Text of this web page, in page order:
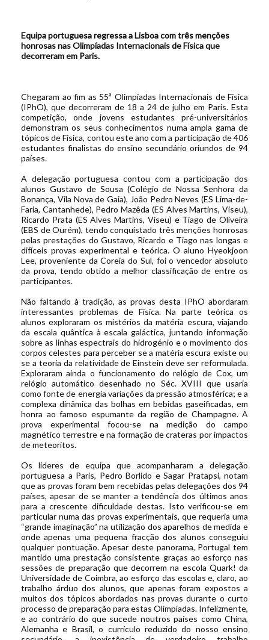
Equipa portuguesa regressa a Lisboa com três menções
honrosas nas Olimpíadas Internacionais de Física que
decorreram em Paris.
Chegaram ao fim as 55ª Olimpíadas Internacionais de Física
(IPhO), que decorreram de 18 a 24 de julho em Paris. Esta
competição, onde jovens estudantes pré-universitários
demonstram os seus conhecimentos numa ampla gama de
tópicos de Física, contou este ano com a participação de 406
estudantes finalistas do ensino secundário oriundos de 94
países.
A delegação portuguesa contou com a participação dos
alunos Gustavo de Sousa (Colégio de Nossa Senhora da
Bonança, Vila Nova de Gaia), João Pedro Neves (ES Lima-de-
Faria, Cantanhede), Pedro Mazêda (ES Alves Martins, Viseu),
Ricardo Prata (ES Alves Martins, Viseu) e Tiago de Oliveira
(EBS de Ourém), tendo conquistado três menções honrosas
pelas prestações do Gustavo, Ricardo e Tiago nas longas e
difíceis provas experimental e teórica. O aluno Hyeokjoon
Lee, proveniente da Coreia do Sul, foi o vencedor absoluto
da prova, tendo obtido a melhor classificação de entre os
participantes.
Não faltando à tradição, as provas desta IPhO abordaram
interessantes problemas de Física. Na parte teórica os
alunos exploraram os mistérios da matéria escura, viajando
da escala quântica à escala galáctica, juntando informação
sobre as linhas espectrais do hidrogénio e o movimento dos
corpos celestes para perceber se a matéria escura existe ou
se a teoria da relatividade de Einstein deve ser reformulada.
Exploraram ainda o funcionamento do relógio de Cox, um
relógio automático desenhado no Séc. XVIII que usaria
como fonte de energia variações da pressão atmosférica; e a
complexa dinâmica das bolhas em bebidas gaseificadas, em
honra ao famoso espumante da região de Champagne. A
prova experimental focou-se na medição do campo
magnético terrestre e na formação de crateras por impactos
de meteoritos.
Os líderes de equipa que acompanharam a delegação
portuguesa a Paris, Pedro Borlido e Sagar Pratapsi, notam
que as provas foram bem recebidas pelas delegações dos 94
países, apesar de se manter a tendência dos últimos anos
para a crescente dificuldade destas. Isto verificou-se em
particular numa das provas experimentais, que requeria uma
“grande imaginação” na utilização dos aparelhos de medida e
onde apenas uma pequena fracção dos alunos conseguiu
qualquer pontuação. Apesar deste panorama, Portugal tem
mantido uma prestação consistente graças ao esforço nas
sessões de preparação que decorrem na escola Quark! da
Universidade de Coimbra, ao esforço das escolas e, claro, ao
trabalho árduo dos alunos, que apenas foram expostos a
muitos dos tópicos abordados nas provas durante o curto
processo de preparação para estas Olimpíadas. Infelizmente,
e ao contrário do que sucede noutros países como China,
Alemanha e Brasil, o currículo reduzido do nosso ensino